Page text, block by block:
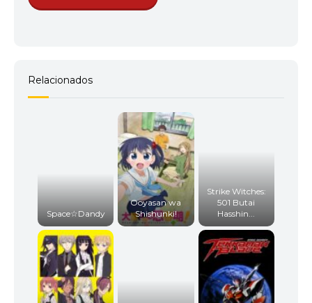
Relacionados
Space☆Dandy
Ooyasan wa
Shishunki!
Strike Witches:
501 Butai
Hasshin...